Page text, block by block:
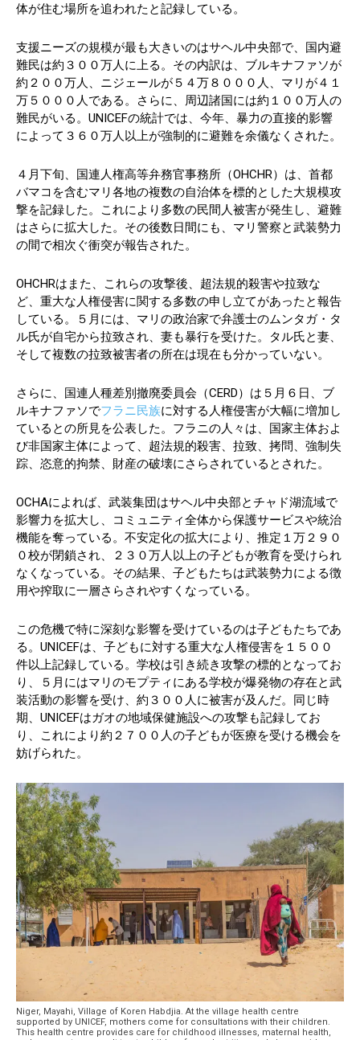
体が住む場所を追われたと記録している。
支援ニーズの規模が最も大きいのはサヘル中央部で、国内避
難民は約３００万人に上る。その内訳は、ブルキナファソが
約２００万人、ニジェールが５４万８０００人、マリが４１
万５０００人である。さらに、周辺諸国には約１００万人の
難民がいる。UNICEFの統計では、今年、暴力の直接的影響
によって３６０万人以上が強制的に避難を余儀なくされた。
４月下旬、国連人権高等弁務官事務所（OHCHR）は、首都
バマコを含むマリ各地の複数の自治体を標的とした大規模攻
撃を記録した。これにより多数の民間人被害が発生し、避難
はさらに拡大した。その後数日間にも、マリ警察と武装勢力
の間で相次ぐ衝突が報告された。
OHCHRはまた、これらの攻撃後、超法規的殺害や拉致な
ど、重大な人権侵害に関する多数の申し立てがあったと報告
している。５月には、マリの政治家で弁護士のムンタガ・タ
ル氏が自宅から拉致され、妻も暴行を受けた。タル氏と妻、
そして複数の拉致被害者の所在は現在も分かっていない。
さらに、国連人種差別撤廃委員会（CERD）は５月６日、ブ
ルキナファソでフラニ民族に対する人権侵害が大幅に増加し
ているとの所見を公表した。フラニの人々は、国家主体およ
び非国家主体によって、超法規的殺害、拉致、拷問、強制失
踪、恣意的拘禁、財産の破壊にさらされているとされた。
OCHAによれば、武装集団はサヘル中央部とチャド湖流域で
影響力を拡大し、コミュニティ全体から保護サービスや統治
機能を奪っている。不安定化の拡大により、推定１万２９０
０校が閉鎖され、２３０万人以上の子どもが教育を受けられ
なくなっている。その結果、子どもたちは武装勢力による徴
用や搾取に一層さらされやすくなっている。
この危機で特に深刻な影響を受けているのは子どもたちであ
る。UNICEFは、子どもに対する重大な人権侵害を１５００
件以上記録している。学校は引き続き攻撃の標的となってお
り、５月にはマリのモプティにある学校が爆発物の存在と武
装活動の影響を受け、約３００人に被害が及んだ。同じ時
期、UNICEFはガオの地域保健施設への攻撃も記録してお
り、これにより約２７００人の子どもが医療を受ける機会を
妨げられた。
Niger, Mayahi, Village of Koren Habdjia. At the village health centre
supported by UNICEF, mothers come for consultations with their children.
This health centre provides care for childhood illnesses, maternal health,